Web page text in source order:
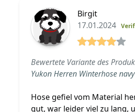
Birgit
17.01.2024
Bewertete Variante des
Yukon Herren Winterhose navy
Hose gefiel vom Material
gut, war leider viel zu lang,